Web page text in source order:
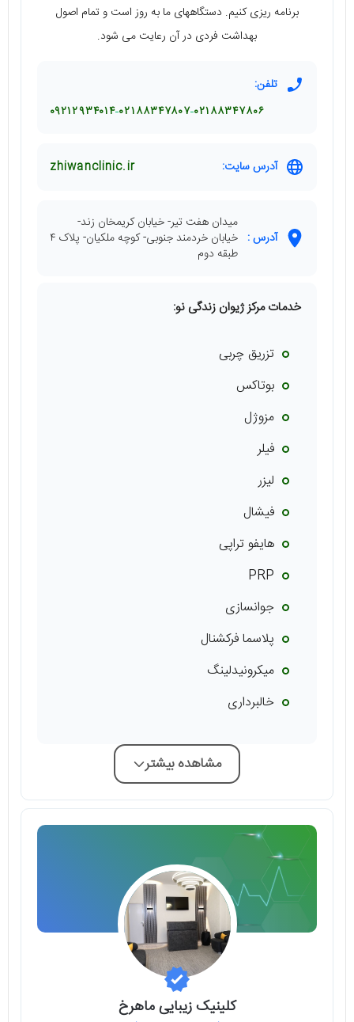
برنامه ریزی کنیم. دستگاههای ما به روز است و تمام اصول
بهداشت فردی در آن رعایت می شود.
تلفن:
۰۲۱۸۸۳۴۷۸۰۶۰۲۱۸۸۳۴۷۸۰۷۰۹۲۱۲۹۳۴۰۱۴
آدرس سایت: zhiwanclinic.ir
آدرس :
میدان هفت تیر- خیابان کریمخان زند-
خیابان خردمند جنوبی- کوچه ملکیان- پلاک ۴
طبقه دوم
خدمات مرکز ژیوان زندگی نو:
تزریق چربی
بوتاکس
مزوژل
فیلر
لیزر
فیشال
هایفو تراپی
PRP
جوانسازی
پلاسما فرکشنال
میکرونیدلینگ
خالبرداری
مشاهده بیشتر
کلینیک زیبایی ماهرخ